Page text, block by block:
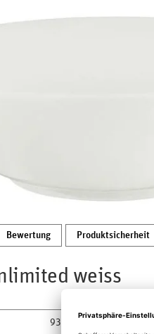
Bewertung Produktsicherheit
weiss
933661212000000